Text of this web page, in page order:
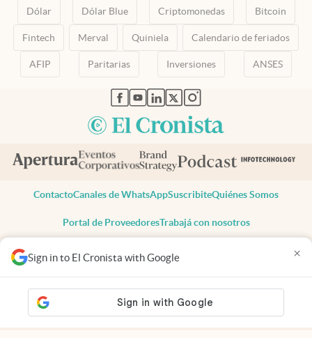
Sign in to El Cronista with Google ×
Dólar Dólar Blue Criptomonedas Bitcoin
Fintech Merval Quiniela Calendario de feriados
AFIP Paritarias Inversiones ANSES
abre en nueva pestaña
abre en nueva pestaña
abre en nueva pestaña
abre en nueva pestaña
abre en nueva pestaña
ContactoCanales de WhatsAppSuscribiteQuiénes Somos
Portal de ProveedoresTrabajá con nosotros
Todos los derechos reservados
Privacidad
Consentimiento
Tel:+54 11 7078-3270